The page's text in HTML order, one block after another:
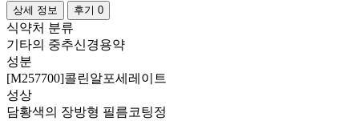
상세 정보 후기 0
식약처 분류
기타의 중추신경용약
성분
[M257700]콜린알포세레이트
성상
담황색의 장방형 필름코팅정